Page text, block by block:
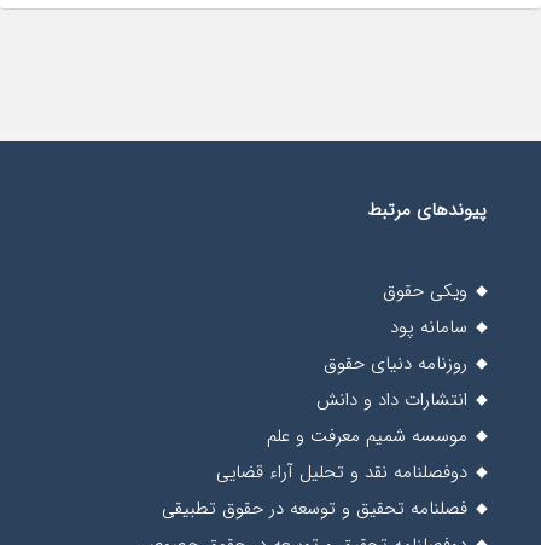
پیوندهای مرتبط
ویکی حقوق
سامانه پود
روزنامه دنیای حقوق
انتشارات داد و دانش
موسسه شمیم معرفت و علم
دوفصلنامه نقد و تحلیل آراء قضایی
فصلنامه تحقیق و توسعه در حقوق تطبیقی